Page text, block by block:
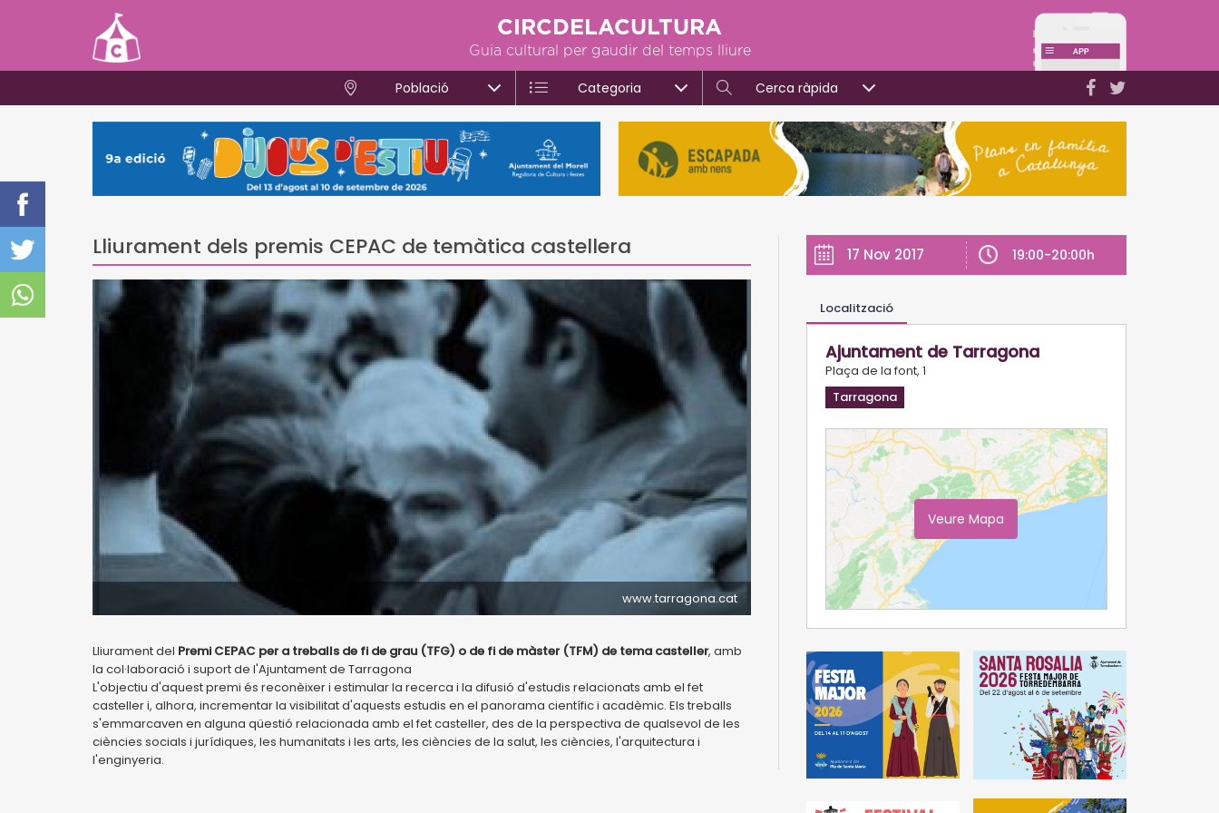
CIRCDELACULTURA
Guia cultural per gaudir del temps lliure
Població Categoria Cerca ràpida
Lliurament dels premis CEPAC de temàtica castellera
www.tarragona.cat
Lliurament del Premi CEPAC per a treballs de fi de grau (TFG) o de fi de màster (TFM) de tema casteller, amb
la col·laboració i suport de l'Ajuntament de Tarragona
L'objectiu d'aquest premi és reconèixer i estimular la recerca i la difusió d'estudis relacionats amb el fet
casteller i, alhora, incrementar la visibilitat d'aquests estudis en el panorama científic i acadèmic. Els treballs
s'emmarcaven en alguna qüestió relacionada amb el fet casteller, des de la perspectiva de qualsevol de les
ciències socials i jurídiques, les humanitats i les arts, les ciències de la salut, les ciències, l'arquitectura i
l'enginyeria.
17 Nov 2017 19:00-20:00h
Localització
Ajuntament de Tarragona
Plaça de la font, 1
Tarragona
Veure Mapa